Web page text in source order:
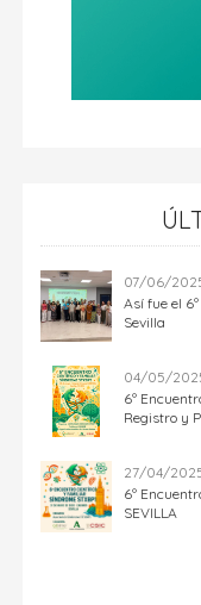
07/06/
Así fue el
Sevilla
04/05/
6º
Registro y
27/04/
6º
SEVILLA